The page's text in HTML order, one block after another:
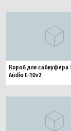
Короб для сабвуфера
Audio E-10v2